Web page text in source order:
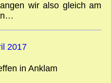
wir also gleich am
2017